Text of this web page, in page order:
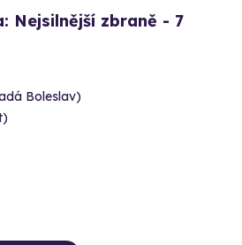
Nejsilnější zbraně - 7
Boleslav)